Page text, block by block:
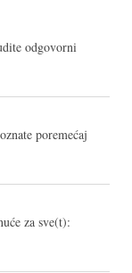
odgovorni
poremećaj
za sve(t):